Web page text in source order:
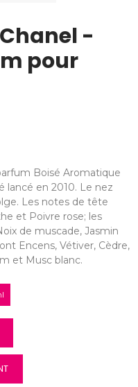
-
pour
Boisé Aromatique
lancé en 2010. Le nez
Les notes de tête
et Poivre rose; les
de muscade, Jasmin
Encens, Vétiver, Cèdre,
et Musc blanc.